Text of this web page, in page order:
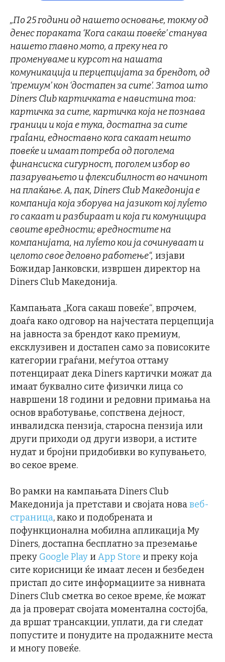
„По 25 години од нашето основање, токму од
денес пораката ‘Кога сакаш повеќе’станува
нашето главно мото, а преку неа го
променуваме и курсот на нашата
комуникација и перцепцијата за брендот, од
‘премиум’кон ‘достапен за сите’. Затоа што
Diners Club картичката е навистина тоа:
картичка за сите, картичка која не познава
граници и која е тука, достапна за сите
граѓани, едноставно кога сакаат нешто
повеќе и имаат потреба од поголема
финансиска сигурност, поголем избор во
пазарувањето и флексибилност во начинот
на плаќање. А, пак, Diners Club Македонија е
компанија која зборува на јазикот кој луѓето
го сакаат и разбираат и која ги комуницира
своите вредности; вредностите на
компанијата, на луѓето кои ја сочинуваат и
целото свое деловно работење“, изјави
Божидар Јанковски, извршен директор на
Diners Club Македонија.
Кампањата „Кога сакаш повеќе“, впрочем,
доаѓа како одговор на најчестата перцепција
на јавноста за брендот како премиум,
ексклузивен и достапен само за повисоките
категории граѓани, меѓутоа оттаму
потенцираат дека Diners картички можат да
имаат буквално сите физички лица со
навршени 18 години и редовни примања на
основ вработување, сопствена дејност,
инвалидска пензија, старосна пензија или
други приходи од други извори, а истите
нудат и бројни придобивки во купувањето,
во секое време.
Во рамки на кампањата Diners Club
Македонија ја претстави и својата новавеб-
страница, како и подобрената и
пофункционална мобилна апликација My
Diners, достапна бесплатно за преземање
преку Google Play и App Store и преку која
сите корисници ќе имаат лесен и безбеден
пристап до сите информациите за нивната
Diners Club сметка во секое време, ќе можат
да ја проверат својата моментална состојба,
да вршат трансакции, уплати, да ги следат
попустите и понудите на продажните места
и многу повеќе.